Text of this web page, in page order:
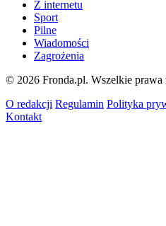
Z internetu
Sport
Pilne
Wiadomości
Zagrożenia
© 2026 Fronda.pl. Wszelkie prawa
O redakcji Regulamin Polityka
Kontakt